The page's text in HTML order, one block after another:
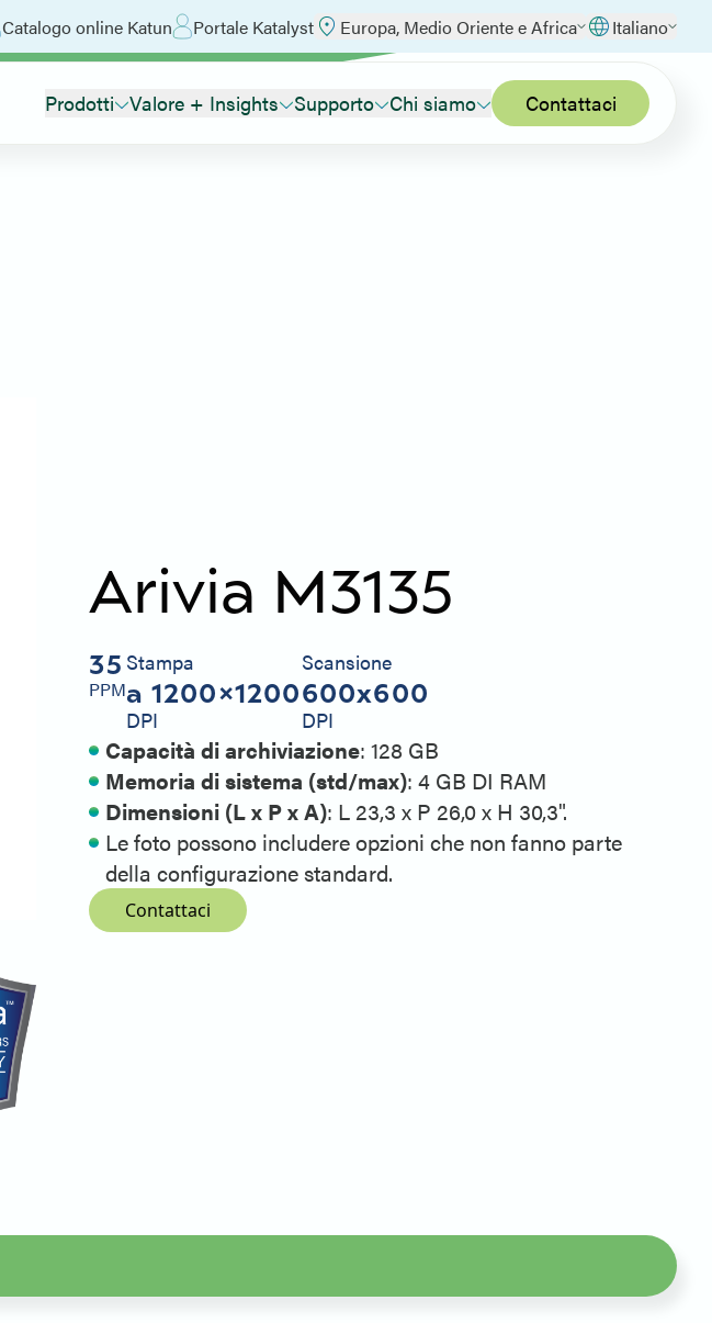
Catalogo online Katun Portale Katalyst Europa, Medio Oriente e Africa Italiano
Prodotti Valore + Insights Supporto Chi siamo Contattaci
Arivia M3135
35
PPM
Stampa
a 1200×1200
DPI
Scansione
600x600
DPI
Capacità di archiviazione: 128 GB
Memoria di sistema (std/max): 4 GB DI RAM
Dimensioni (L x P x A): L 23,3 x P 26,0 x H 30,3".
Le foto possono includere opzioni che non fanno parte
della configurazione standard.
Contattaci